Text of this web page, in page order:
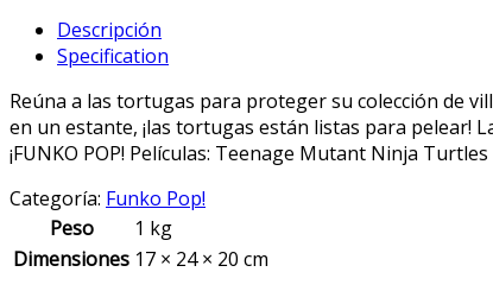
Mutant
Ninja
II:
The
Secret
of
Ooze
Vinyl
Descripción
Specification
Reúna a las tortugas para proteger su colección de
en un estante, ¡las tortugas están listas para pelear!
¡FUNKO POP! Películas: Teenage Mutant Ninja
Categoría: Funko Pop!
Peso
1 kg
Dimensiones 17 × 24 × 20 cm